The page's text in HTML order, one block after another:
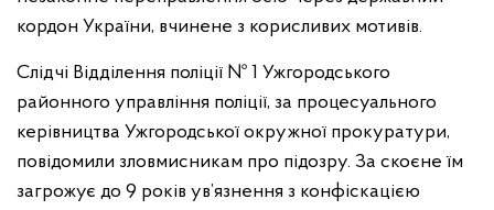
кордон України, вчинене з корисливих мотивів.
Слідчі Відділення поліції № 1 Ужгородського
районного управління поліції, за процесуального
керівництва Ужгородської окружної прокуратури,
повідомили зловмисникам про підозру. За скоєне їм
загрожує до 9 років ув’язнення з конфіскацією